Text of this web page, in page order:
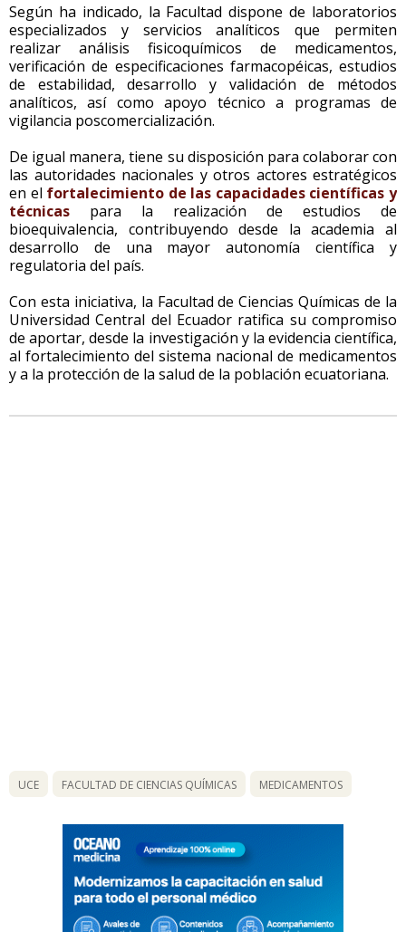
Según ha indicado, la Facultad dispone de laboratorios
especializados y servicios analíticos que permiten
realizar análisis fisicoquímicos de medicamentos,
verificación de especificaciones farmacopéicas, estudios
de estabilidad, desarrollo y validación de métodos
analíticos, así como apoyo técnico a programas de
vigilancia poscomercialización.
De igual manera, tiene su disposición para colaborar con
las autoridades nacionales y otros actores estratégicos
en el fortalecimiento de las capacidades científicas y
técnicas para la realización de estudios de
bioequivalencia, contribuyendo desde la academia al
desarrollo de una mayor autonomía científica y
regulatoria del país.
Con esta iniciativa, la Facultad de Ciencias Químicas de la
Universidad Central del Ecuador ratifica su compromiso
de aportar, desde la investigación y la evidencia científica,
al fortalecimiento del sistema nacional de medicamentos
y a la protección de la salud de la población ecuatoriana.
UCE FACULTAD DE CIENCIAS QUÍMICAS MEDICAMENTOS